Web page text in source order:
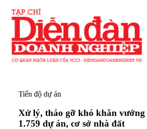
Tiến độ dự án
Xử lý, tháo gỡ khó khăn vướng
1.759 dự án, cơ sở nhà đất